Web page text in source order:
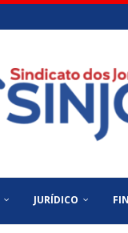
JURÍDICO